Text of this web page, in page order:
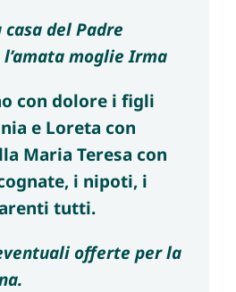
del Padre
moglie Irma
con dolore i figli
e Loreta con
Maria Teresa con
i nipoti, i
tutti.
offerte per la